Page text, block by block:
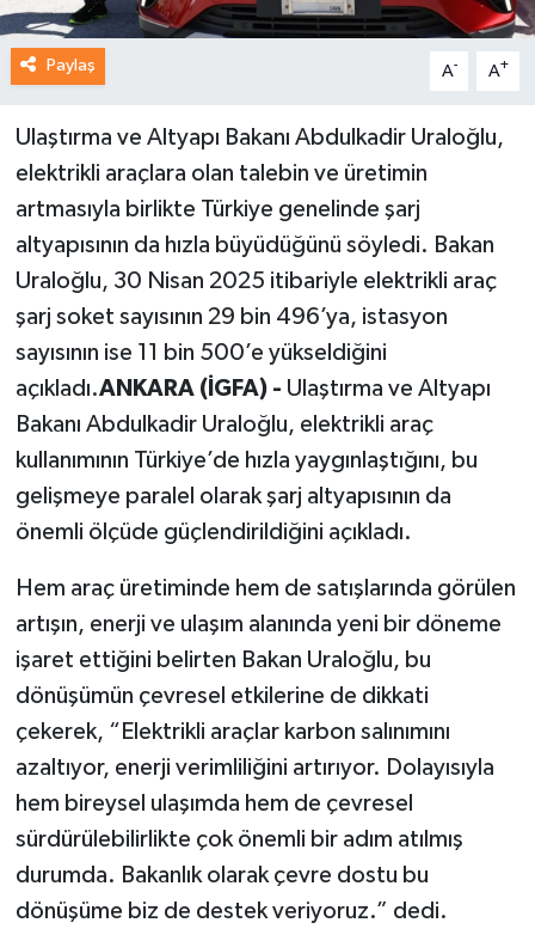
Paylaş A- A+
Ulaştırma ve Altyapı Bakanı Abdulkadir Uraloğlu,
elektrikli araçlara olan talebin ve üretimin
artmasıyla birlikte Türkiye genelinde şarj
altyapısının da hızla büyüdüğünü söyledi. Bakan
Uraloğlu, 30 Nisan 2025 itibariyle elektrikli araç
şarj soket sayısının 29 bin 496’ya, istasyon
sayısının ise 11 bin 500’e yükseldiğini
açıkladı.ANKARA (İGFA) - Ulaştırma ve Altyapı
Bakanı Abdulkadir Uraloğlu, elektrikli araç
kullanımının Türkiye’de hızla yaygınlaştığını, bu
gelişmeye paralel olarak şarj altyapısının da
önemli ölçüde güçlendirildiğini açıkladı.
Hem araç üretiminde hem de satışlarında görülen
artışın, enerji ve ulaşım alanında yeni bir döneme
işaret ettiğini belirten Bakan Uraloğlu, bu
dönüşümün çevresel etkilerine de dikkati
çekerek, “Elektrikli araçlar karbon salınımını
azaltıyor, enerji verimliliğini artırıyor. Dolayısıyla
hem bireysel ulaşımda hem de çevresel
sürdürülebilirlikte çok önemli bir adım atılmış
durumda. Bakanlık olarak çevre dostu bu
dönüşüme biz de destek veriyoruz.” dedi.